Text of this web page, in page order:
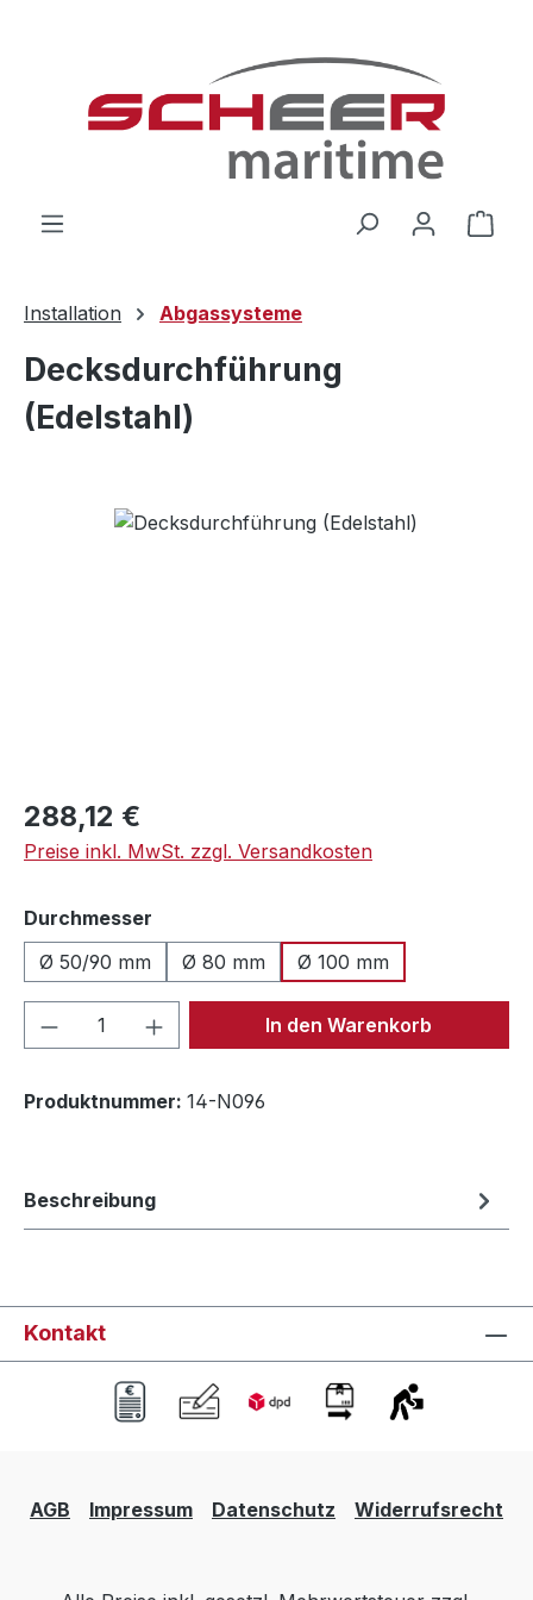
Installation Abgassysteme
Decksdurchführung
(Edelstahl)
Bildergalerie überspringen
Regulärer Preis:
288,12 €
Preise inkl. MwSt. zzgl. Versandkosten
Durchmesser
Ø 50/90 mm
Ø 80 mm Ø 100 mm
Produkt Anzahl: Gib denIn den Warenkorb
Produktnummer: 14-N096
Beschreibung
Kontakt
AGB Impressum Datenschutz Widerrufsrecht